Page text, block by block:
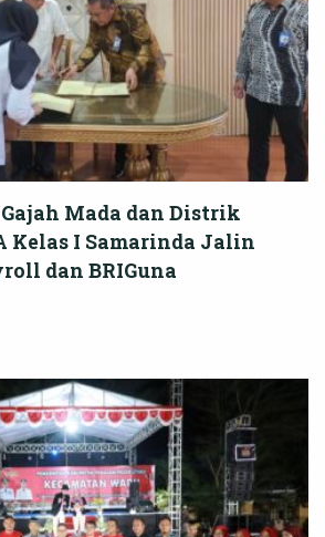
Mada dan Distrik
Kelas I Samarinda Jalin
dan BRIGuna